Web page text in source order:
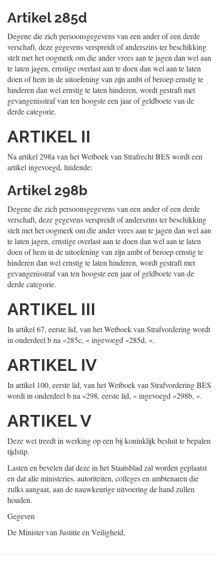
Artikel 285d
Degene die zich persoonsgegevens van een ander of een derde
verschaft, deze gegevens verspreidt of anderszins ter beschikking
stelt met het oogmerk om die ander vrees aan te jagen dan wel aan
te laten jagen, ernstige overlast aan te doen dan wel aan te laten
doen of hem in de uitoefening van zijn ambt of beroep ernstig te
hinderen dan wel ernstig te laten hinderen, wordt gestraft met
gevangenisstraf van ten hoogste een jaar of geldboete van de
derde categorie.
ARTIKEL II
Na artikel 298a van het Wetboek van Strafrecht BES wordt een
artikel ingevoegd, luidende:
Artikel 298b
Degene die zich persoonsgegevens van een ander of een derde
verschaft, deze gegevens verspreidt of anderszins ter beschikking
stelt met het oogmerk om die ander vrees aan te jagen dan wel aan
te laten jagen, ernstige overlast aan te doen dan wel aan te laten
doen of hem in de uitoefening van zijn ambt of beroep ernstig te
hinderen dan wel ernstig te laten hinderen, wordt gestraft met
gevangenisstraf van ten hoogste een jaar of geldboete van de
derde categorie.
ARTIKEL III
In artikel 67, eerste lid, van het Wetboek van Strafvordering wordt
in onderdeel b na «285c, « ingevoegd «285d, «.
ARTIKEL IV
In artikel 100, eerste lid, van het Wetboek van Strafvordering BES
wordt in onderdeel b na «298, eerste lid, « ingevoegd «298b, «.
ARTIKEL V
Deze wet treedt in werking op een bij koninklijk besluit te bepalen
tijdstip.
Lasten en bevelen dat deze in het Staatsblad zal worden geplaatst
en dat alle ministeries, autoriteiten, colleges en ambtenaren die
zulks aangaat, aan de nauwkeurige uitvoering de hand zullen
houden.
Gegeven
De Minister van Justitie en Veiligheid,